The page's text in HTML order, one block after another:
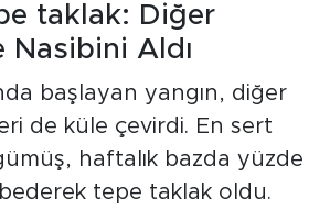
taklak: Diğer
Nasibini Aldı
başlayan yangın, diğer
de küle çevirdi. En sert
haftalık bazda yüzde
tepe taklak oldu.